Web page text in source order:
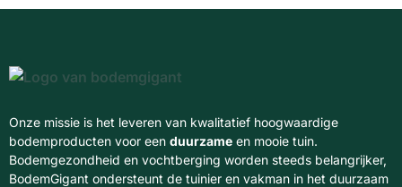
Onze missie is het leveren van kwalitatief hoogwaardige
bodemproducten voor een duurzame en mooie tuin.
Bodemgezondheid en vochtberging worden steeds belangrijker,
BodemGigant ondersteunt de tuinier en vakman in het duurzaam